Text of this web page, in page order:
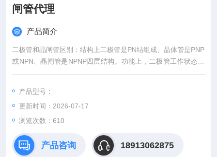
闸管代理
产品简介
二极管和晶闸管区别：结构上二极管是PN结组成、晶体管是PNP
或NPN、晶闸管是NPNP四层结构。功能上，二极管工作状态：
正向导通、反向不导通、反向击穿。晶闸管工作状态：反阻止状
低，故而市场应用远高于晶闸管，晶闸管 for 交流、大电流等应
用场景也偏工业，不如二极管在消费和工业等市场均有普遍应用
快恢复二极管平板型西玛WESTCODE晶闸管代理
产品型号：
更新时间：2026-07-17
浏览次数：610
产品咨询 18913062875